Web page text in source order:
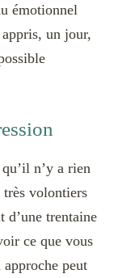
émotionnel
un jour,
n’y a rien
très volontiers
d’une trentaine
ce que vous
approche peut